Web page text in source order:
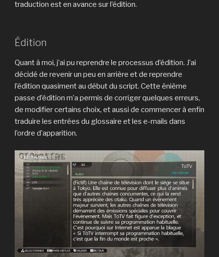
traduction est en avance sur l’édition.
Édition
Quant à moi, j’ai pu reprendre le processus d’édition. J’ai
décidé de revenir un peu en arrière et de reprendre
l’édition quasiment au début du script. Cette énième
passe d’édition m’a permis de corriger quelques erreurs,
de modifier certains choix, et aussi de commencer à enfin
traduire les entrées du glossaire et les e-mails dans
l’ordre d’apparition.